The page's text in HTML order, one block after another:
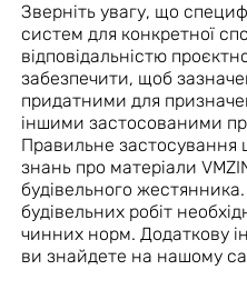
Зверніть увагу, що
систем для конкретної
відповідальністю
забезпечити, щоб
придатними для
іншими застосованими
Правильне застосування
знань про матеріали
будівельного
будівельних робіт
чинних норм. Додаткову
ви знайдете на нашому